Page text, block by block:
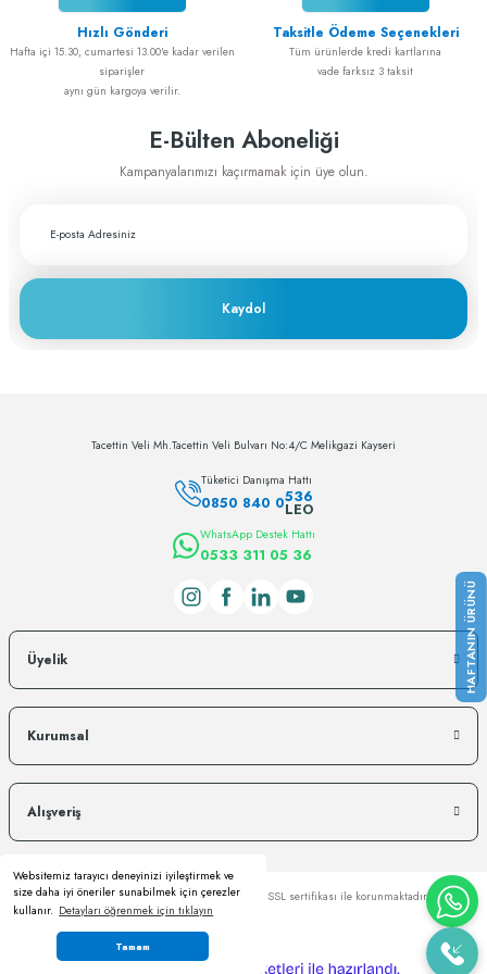
Websitemiz tarayıcı deneyinizi iyileştirmek ve
size daha iyi öneriler sunabilmek için çerezler
kullanır. Detayları öğrenmek için tıklayın
Tamam
Fiyat ve performans için çok teşekkürler
A... A... | 29/11/2023
sektörün lokomotifi olabilecek potansiyele
Hızlı Gönderi
Hafta içi 15.30, cumartesi 13.00'e kadar verilen
siparişler
aynı gün kargoya verilir.
Taksitle Ödeme Seçenekleri
Tüm ürünlerde kredi kartlarına
vade farksız 3 taksit
E-Bülten Aboneliği
Kampanyalarımızı kaçırmamak için üye olun.
Kaydol
Tacettin Veli Mh.Tacettin Veli Bulvarı No:4/C Melikgazi Kayseri
Tüketici Danışma Hattı
0850 840 0536
LEO
WhatsApp Destek Hattı
0533 311 05 36
Üyelik
Kurumsal
Alışveriş
Copyright © Kredi kartı bilgileriniz 256bit SSL sertifikası ile korunmaktadır.
e-